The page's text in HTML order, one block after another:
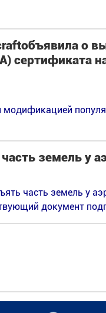
о
сертификата
модификацией
земель у
часть земель у
документ